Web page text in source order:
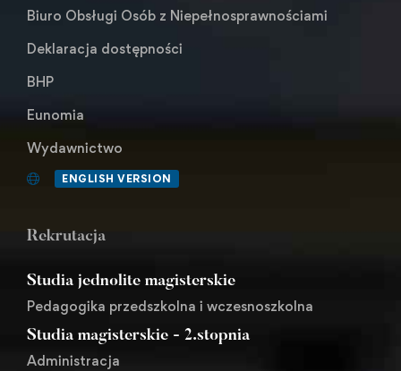
Biuro Obsługi Osób z Niepełnosprawnościami
Deklaracja dostępności
BHP
Eunomia
Wydawnictwo
ENGLISH VERSION
Rekrutacja
Studia jednolite magisterskie
Pedagogika przedszkolna i wczesnoszkolna
Studia magisterskie - 2.stopnia
Administracja